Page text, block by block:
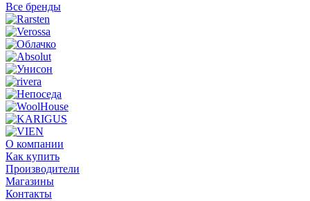
Все бренды
О компании
Как купить
Производители
Магазины
Контакты